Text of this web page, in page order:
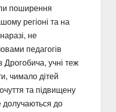
поширення
регіоні та на
не
педагогів
Дрогобича, учні теж
чимало дітей
та підвищену
долучаються до